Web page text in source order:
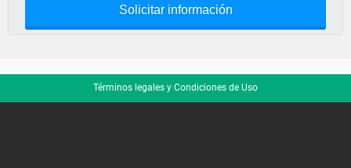
Solicitar información
Términos legales y Condiciones de Uso